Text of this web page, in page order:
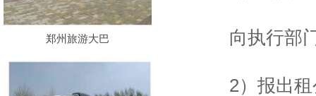
郑州旅游大巴 向执行部门
2）报出租